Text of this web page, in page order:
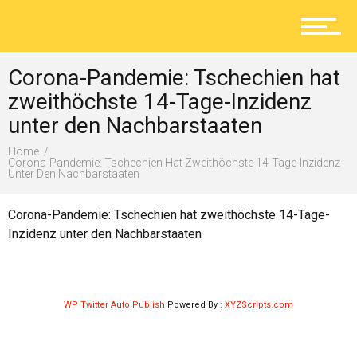
Lokal
Ratgeber
Service
Corona-Pandemie: Tschechien hat
zweithöchste 14-Tage-Inzidenz
unter den Nachbarstaaten
Home
Corona-Pandemie: Tschechien Hat Zweithöchste 14-Tage-Inzidenz
Unter Den Nachbarstaaten
Corona-Pandemie: Tschechien hat zweithöchste 14-Tage-
Inzidenz unter den Nachbarstaaten
WP Twitter Auto Publish Powered By : XYZScripts.com